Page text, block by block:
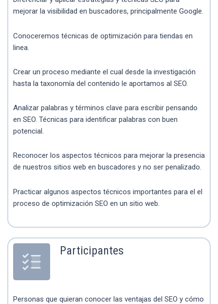
mejorar la visibilidad en buscadores, principalmente Google.
Conoceremos técnicas de optimización para tiendas en
linea.
Crear un proceso mediante el cual desde la investigación
hasta la taxonomía del contenido le aportamos al SEO.
Analizar palabras y términos clave para escribir pensando
en SEO. Técnicas para identificar palabras con buen
potencial.
Reconocer los aspectos técnicos para mejorar la presencia
de nuestros sitios web en buscadores y no ser penalizado.
Practicar algunos aspectos técnicos importantes para el el
proceso de optimización SEO en un sitio web.
Participantes
Personas que quieran conocer las ventajas del SEO y cómo